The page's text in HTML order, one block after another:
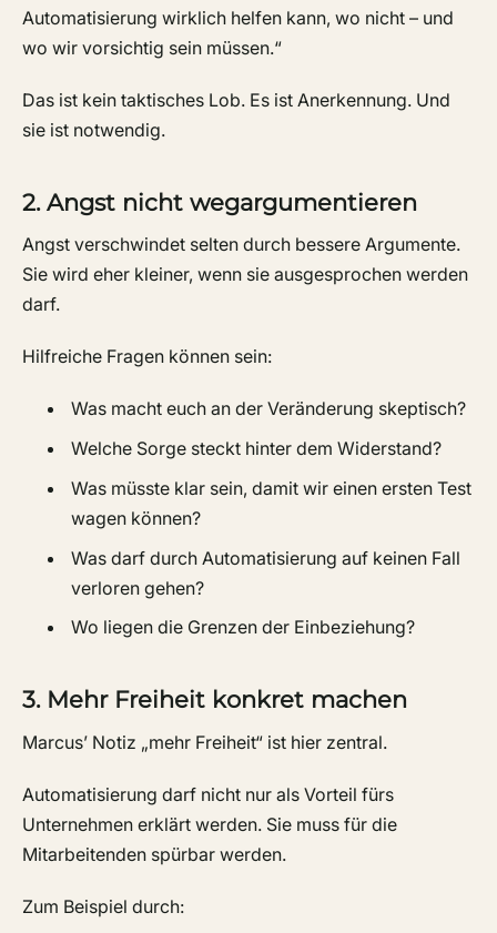
Automatisierung wirklich helfen kann, wo nicht – und
wo wir vorsichtig sein müssen.“
Das ist kein taktisches Lob. Es ist Anerkennung. Und
sie ist notwendig.
2. Angst nicht wegargumentieren
Angst verschwindet selten durch bessere Argumente.
Sie wird eher kleiner, wenn sie ausgesprochen werden
darf.
Hilfreiche Fragen können sein:
Was macht euch an der Veränderung skeptisch?
Welche Sorge steckt hinter dem Widerstand?
Was müsste klar sein, damit wir einen ersten Test
wagen können?
Was darf durch Automatisierung auf keinen Fall
verloren gehen?
Wo liegen die Grenzen der Einbeziehung?
3. Mehr Freiheit konkret machen
Marcus’ Notiz „mehr Freiheit“ ist hier zentral.
Automatisierung darf nicht nur als Vorteil fürs
Unternehmen erklärt werden. Sie muss für die
Mitarbeitenden spürbar werden.
Zum Beispiel durch: